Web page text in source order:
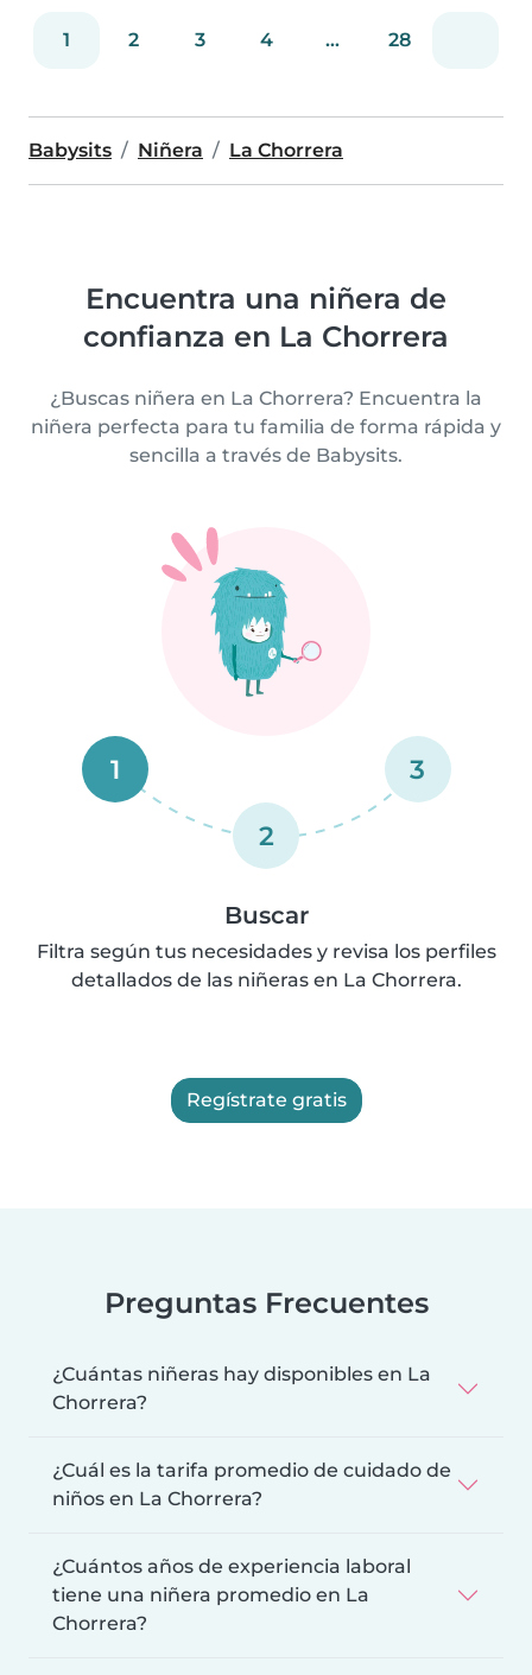
1 2 3 4 ... 28
Babysits Niñera La Chorrera
Encuentra una niñera de
confianza en La Chorrera
¿Buscas niñera en La Chorrera? Encuentra la
niñera perfecta para tu familia de forma rápida y
sencilla a través de Babysits.
1
2
3
Buscar
Filtra según tus necesidades y revisa los perfiles
detallados de las niñeras en La Chorrera.
Regístrate gratis
Preguntas Frecuentes
¿Cuántas niñeras hay disponibles en La
Chorrera?
¿Cuál es la tarifa promedio de cuidado de
niños en La Chorrera?
¿Cuántos años de experiencia laboral
tiene una niñera promedio en La
Chorrera?